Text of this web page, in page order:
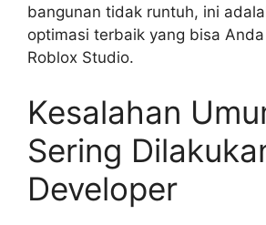
bangunan tidak runtuh, ini
optimasi terbaik yang bisa
Roblox Studio.
Kesalahan
Sering
Developer